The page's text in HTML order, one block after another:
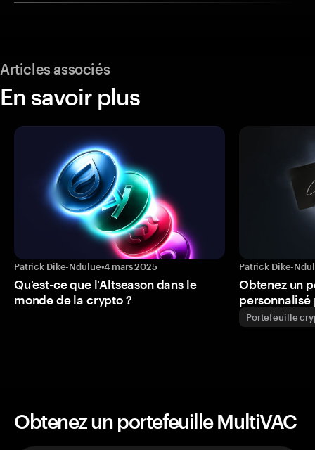
Articles associés
En savoir plus
Patrick Dike-Ndulue•4 mars 2025
Qu'est-ce que l'Altseason dans le
monde de la crypto ?
Patrick Dike-
Obtenez un
personnalisé
Portefeuille
Obtenez un portefeuille MultiVAC